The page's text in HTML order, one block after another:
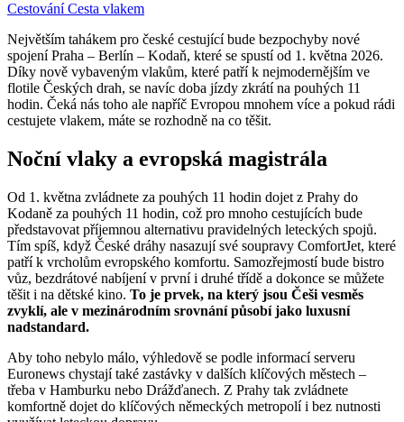
CestováníCesta vlakem
Největším tahákem pro české cestující bude bezpochyby nové
spojení Praha – Berlín – Kodaň, které se spustí od 1. května 2026.
Díky nově vybaveným vlakům, které patří k nejmodernějším ve
flotile Českých drah, se navíc doba jízdy zkrátí na pouhých 11
hodin. Čeká nás toho ale napříč Evropou mnohem více a pokud rádi
cestujete vlakem, máte se rozhodně na co těšit.
Noční vlaky a evropská magistrála
Od 1. května zvládnete za pouhých 11 hodin dojet z Prahy do
Kodaně za pouhých 11 hodin, což pro mnoho cestujících bude
představovat příjemnou alternativu pravidelných leteckých spojů.
Tím spíš, když České dráhy nasazují své soupravy ComfortJet, které
patří k vrcholům evropského komfortu. Samozřejmostí bude bistro
vůz, bezdrátové nabíjení v první i druhé třídě a dokonce se můžete
těšit i na dětské kino. To je prvek, na který jsou Češi vesměs
zvyklí, ale v mezinárodním srovnání působí jako luxusní
nadstandard.
Aby toho nebylo málo, výhledově se podle informací serveru
Euronews chystají také zastávky v dalších klíčových městech –
třeba v Hamburku nebo Drážďanech. Z Prahy tak zvládnete
komfortně dojet do klíčových německých metropolí i bez nutnosti